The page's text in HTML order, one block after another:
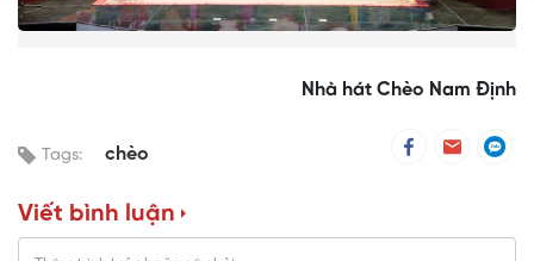
Nhà hát Chèo Nam Định
Tags: chèo
Viết bình luận